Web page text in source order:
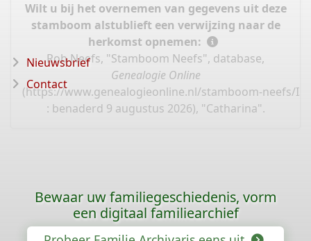
Wilt u bij het overnemen van gegevens uit deze
stamboom alstublieft een verwijzing naar de
herkomst opnemen:
Rob Neefs, "Stamboom Neefs", database,
Genealogie Online
(https://www.genealogieonline.nl/stamboom-neefs/
: benaderd 9 augustus 2026), "Catharina".
Nieuwsbrief
Contact
Bewaar uw familiegeschiedenis, vorm
een digitaal familiearchief